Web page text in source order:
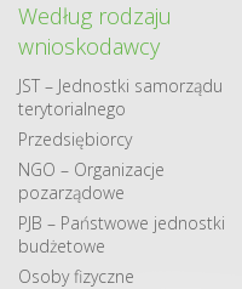
Według rodzaju
wnioskodawcy
JST – Jednostki samorządu
terytorialnego
Przedsiębiorcy
NGO – Organizacje
pozarządowe
PJB – Państwowe jednostki
budżetowe
Osoby fizyczne